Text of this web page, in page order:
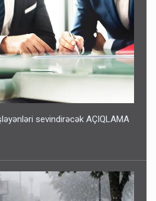
sevindirəcək AÇIQLAMA